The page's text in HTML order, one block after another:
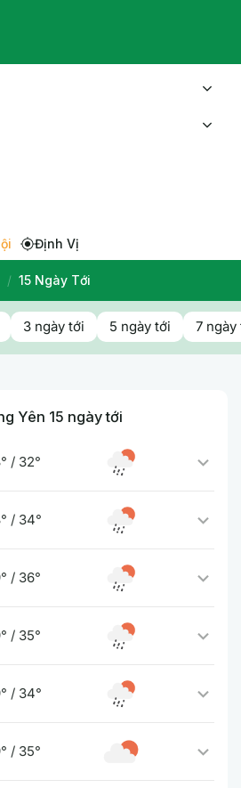
Định Vị
/ 15 Ngày Tới
3 ngày tới 5 ngày tới 7 ngày
Yên 15 ngày tới
/ 32°
/ 34°
/ 36°
/ 35°
/ 34°
/ 35°